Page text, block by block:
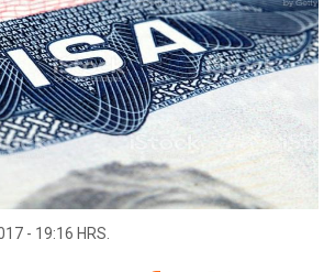
- 19:16 HRS.